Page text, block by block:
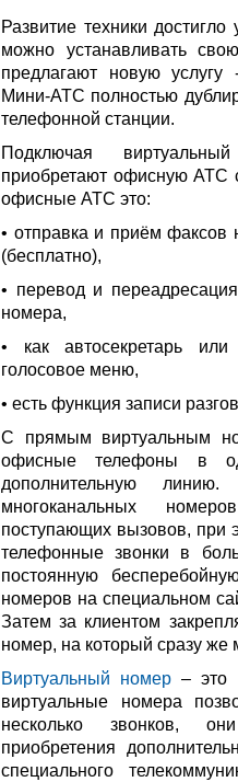
Развитие техники
можно устанавливать
предлагают новую
Мини-АТС полностью
телефонной станции.
Подключая
приобретают офисную АТС
офисные АТС это:
• отправка и приём факсов
(бесплатно),
• перевод и
номера,
• как автосекретарь или
голосовое меню,
• есть функция записи
С прямым виртуальным
офисные телефоны в
дополнительную
многоканальных
поступающих вызовов, при
телефонные звонки в
постоянную
номеров на специальном
Затем за клиентом
номер, на который сразу
Виртуальный номер – это
виртуальные номера
несколько звонков,
приобретения
специального